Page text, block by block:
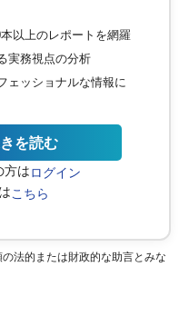
本以上のレポートを網羅
実務視点の分析
ェッショナルな情報に
を読む
方はログイン
こちら
法的または財政的な助言とみな